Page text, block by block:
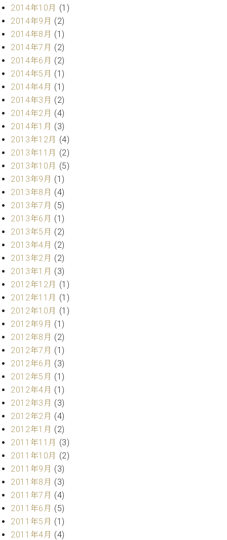
お
問
合
わ
せ
ア
ー
テ
ィ
ト
カ
ス
タ
マ
ー
サ
ー
ビ
ス
(
調
律
)
ア
フ
タ
ー
ー
ビ
ス
(調
律)
律
師
紹
介
調
律
金
表
お
2014年10月 (1)
2014年9月 (2)
2014年8月 (1)
2014年7月 (2)
2014年6月 (2)
2014年5月 (1)
2014年4月 (1)
2014年3月 (2)
2014年2月 (4)
2014年1月 (3)
2013年12月 (4)
2013年11月 (2)
2013年10月 (5)
2013年9月 (1)
2013年8月 (4)
2013年7月 (5)
2013年6月 (1)
2013年5月 (2)
2013年4月 (2)
2013年2月 (2)
2013年1月 (3)
2012年12月 (1)
2012年11月 (1)
2012年10月 (1)
2012年9月 (1)
2012年8月 (2)
2012年7月 (1)
2012年6月 (3)
2012年5月 (1)
2012年4月 (1)
2012年3月 (3)
2012年2月 (4)
2012年1月 (2)
2011年11月 (3)
2011年10月 (2)
2011年9月 (3)
2011年8月 (3)
2011年7月 (4)
2011年6月 (5)
2011年5月 (1)
2011年4月 (4)